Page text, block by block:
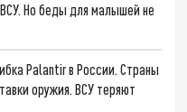
Но беды для малышей не
Palantir в России. Страны
оружия. ВСУ теряют